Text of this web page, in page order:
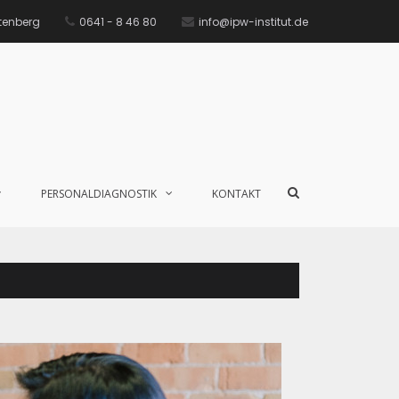
0641 - 8 46 80 info@ipw-institut.de
PERSONALDIAGNOSTIK KONTAKT